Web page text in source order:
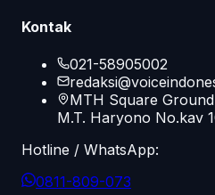
Kontak
021-58905002
MTH Square
M.T. Haryono No.kav
Hotline / WhatsApp:
0811-809-073